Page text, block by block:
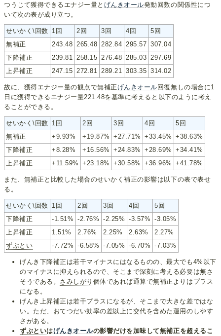
つうじて獲得できるエナジー量と げんきオール発動回数の関係性につ
いて次の表が成り立つ。
せいかく\回数 1回 2回 3回 4回
5回
無補正
243.48 265.48 282.84 295.57 307.04
下降補正
239.81 258.15 276.48 285.03 297.69
上昇補正
247.15 272.81 289.21 303.35 314.02
故に、獲得エナジー量の観点で無補正げんきオール 回復無しの場合に1
日に獲得できるエナジー量221.48を基準に考えると以下のように考え
ることができる。
せいかく\回数 1回 2回 3回 4回
5回
無補正
+9.93% +19.87% +27.71% +33.45% +38.63%
下降補正
+8.28% +16.56% +24.83% +28.69% +34.41%
上昇補正
+11.59% +23.18% +30.58% +36.96% +41.78%
また、無補正と比較した場合のせいかく補正の影響は以下の表で表せ
る。
せいかく\回数 1回 2回 3回 4回
5回
下降補正
-1.51% -2.76% -2.25% -3.57% -3.05%
上昇補正
1.51% 2.76% 2.25% 2.63%
2.27%
ずぶとい
-7.72% -6.58% -7.05% -6.70% -7.03%
げんき下降補正は若干マイナスにはなるものの、最大でも4%以下
のマイナスに抑えられるので、そこまで深刻に考える必要は無さ
そうである。 さみしがり 個体であれば通算で無補正よりはプラス
になる。
げんき上昇補正は若干プラスになるが、そこまで大きな差ではな
い。ただ、おてつだい効率の差以上に交代を含めた運用のしやす
さがある。
ずぶといはげんきオールの影響だけを加味して無補正を超えるこ